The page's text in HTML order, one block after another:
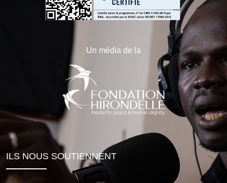
Un média de la
ILS NOUS SOUTIENNENT